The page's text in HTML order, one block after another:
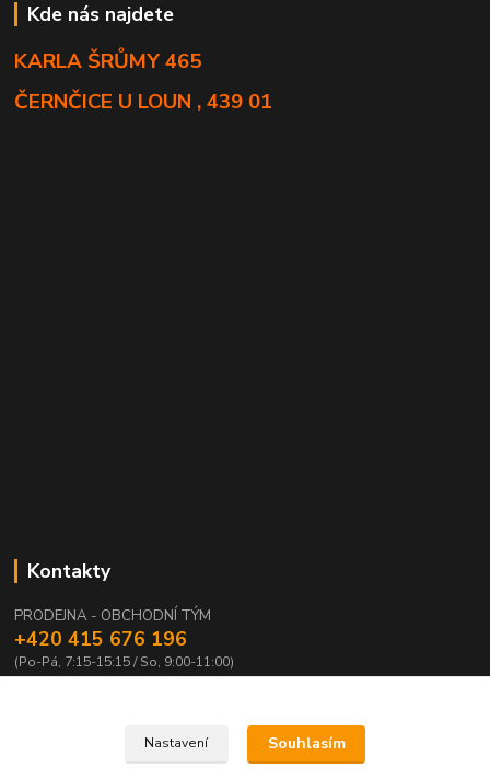
Kde nás najdete
KARLA ŠRŮMY 465
ČERNČICE U LOUN , 439 01
Kontakty
PRODEJNA - OBCHODNÍ TÝM
+420 415 676 196
(Po-Pá, 7:15-15:15 / So, 9:00-11:00)
Nastavení Souhlasím